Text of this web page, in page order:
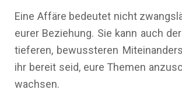
Eine Affäre bedeutet nicht
eurer Beziehung. Sie kann auch
tieferen, bewussteren
ihr bereit seid, eure Themen
wachsen.